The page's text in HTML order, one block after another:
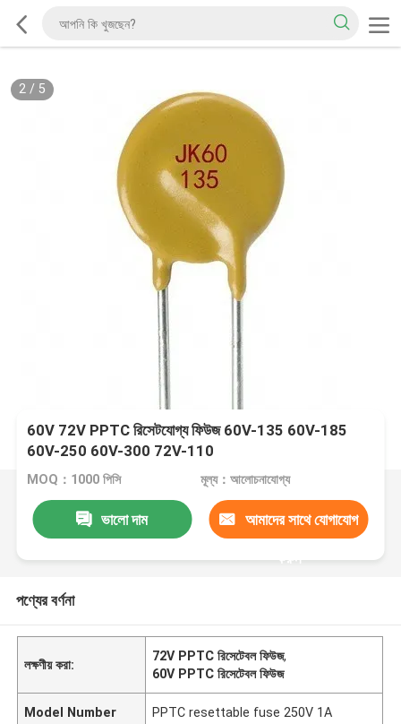
2/ 5
60V 72V PPTC রিসেটযোগ্য ফিউজ 60V-135 60V-185
60V-250 60V-300 72V-110
MOQ：1000 পিসি মূল্য：আলোচনাযোগ্য
ভালো দাম আমাদের সাথে যোগাযোগ
করুন
পণ্যের বর্ণনা
লক্ষণীয় করা:
72V PPTC রিসেটেবল ফিউজ,
60V PPTC রিসেটেবল ফিউজ
Model Number PPTC resettable fuse 250V 1A